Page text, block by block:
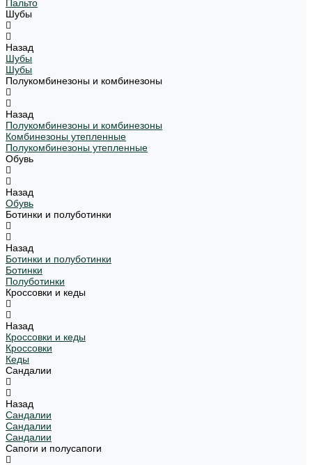
Пальто
Шубы
Назад
Шубы
Шубы
Полукомбинезоны и комбинезоны
Назад
Полукомбинезоны и комбинезоны
Комбинезоны утепленные
Полукомбинезоны утепленные
Обувь
Назад
Обувь
Ботинки и полуботинки
Назад
Ботинки и полуботинки
Ботинки
Полуботинки
Кроссовки и кеды
Назад
Кроссовки и кеды
Кроссовки
Кеды
Сандалии
Назад
Сандалии
Сандалии
Сандалии
Сапоги и полусапоги